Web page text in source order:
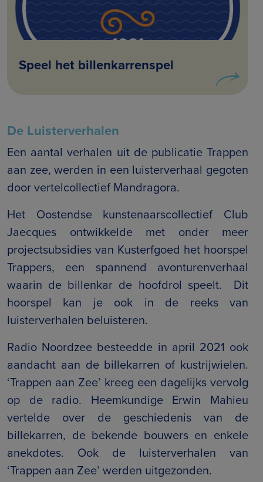
Speel het billenkarrenspel
De Luisterverhalen
Een aantal verhalen uit de publicatie Trappen
aan zee, werden in een luisterverhaal gegoten
door vertelcollectief Mandragora.
Het Oostendse kunstenaarscollectief Club
Jaecques ontwikkelde met onder meer
projectsubsidies van Kusterfgoed het hoorspel
Trappers, een spannend avonturenverhaal
waarin de billenkar de hoofdrol speelt. Dit
hoorspel kan je ook in de reeks van
luisterverhalen beluisteren.
Radio Noordzee besteedde in april 2021 ook
aandacht aan de billekarren of kustrijwielen.
‘Trappen aan Zee’ kreeg een dagelijks vervolg
op de radio. Heemkundige Erwin Mahieu
vertelde over de geschiedenis van de
billekarren, de bekende bouwers en enkele
anekdotes. Ook de luisterverhalen van
‘Trappen aan Zee’ werden uitgezonden.